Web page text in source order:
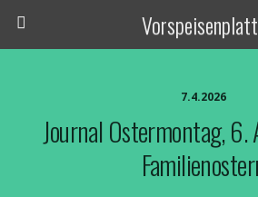
7.4.2026
Journal Ostermontag,